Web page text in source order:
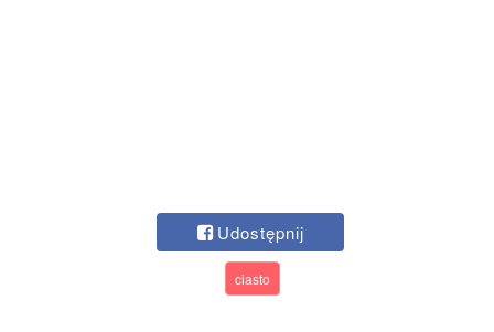
Udostępnij
ciasto